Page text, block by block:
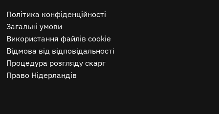
Політика конфіденційності
Загальні умови
Використання файлів cookie
Відмова від відповідальності
Процедура розгляду скарг
Право Нідерландів